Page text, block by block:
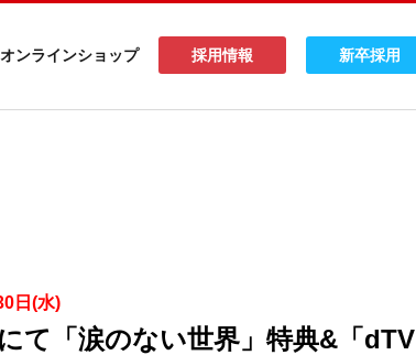
オンラインショップ 採用情報 新卒採用
日(水)
て「涙のない世界」特典&「dTV